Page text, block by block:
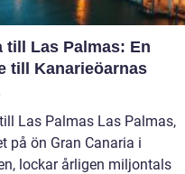
till Las Palmas: En
till Kanarieöarnas
Palmas Las Palmas,
på ön Gran Canaria i
lockar årligen miljontals